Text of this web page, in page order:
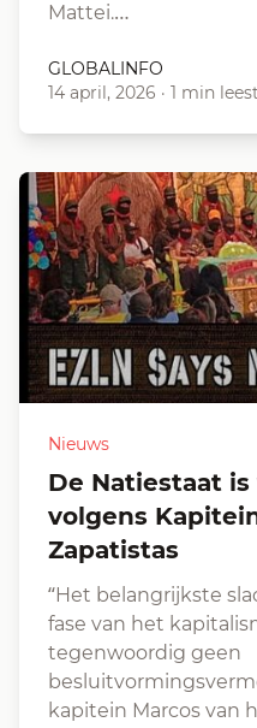
Mattei.…
GLOBALINFO
14 april, 2026 · 1 min
Nieuws
De Natiestaat is verleden tijd
volgens
Zapatistas
“Het belangrijkste
fase van het
tegenwoordig geen
kapitein Marcos van